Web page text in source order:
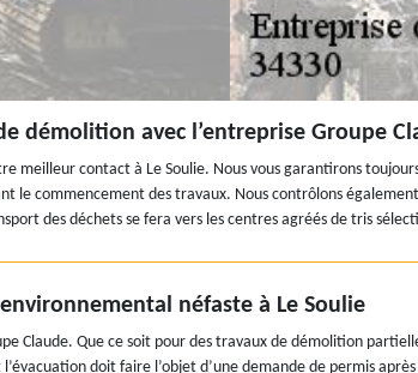
avec l’entreprise Groupe
meilleur contact à Le Soulie. Nous vous garantirons
le commencement des travaux. Nous contrôlons
des déchets se fera vers les centres agréés de tris
néfaste à Le Soulie
Claude. Que ce soit pour des travaux de démolition
doit faire l’objet d’une demande de permis